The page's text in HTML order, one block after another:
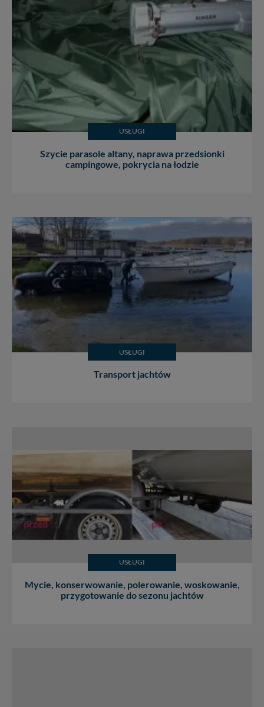
USŁUGI
Szycie parasole altany, naprawa przedsionki
campingowe, pokrycia na łodzie
USŁUGI
Transport jachtów
USŁUGI
Mycie, konserwowanie, polerowanie, woskowanie,
przygotowanie do sezonu jachtów
W każdej chwili możesz: zażądać dostępu do swoich
danych, zażądać ich poprawienia lub usunięcia,
zabronić ich przetwarzania. Pamiętaj jednak, że nie
zawsze jest możliwe techniczne zrealizowanie Twoich
praw w odniesieniu do informacji zawartych w plikach
cookies. Twoja przeglądarka umożliwia Ci skasowanie
tych plików - w pewnych przypadkach nie możemy tego
zrobić za Ciebie.
Dziękujemy, i życzmy miłego odkrywania Mazur na
nowo...